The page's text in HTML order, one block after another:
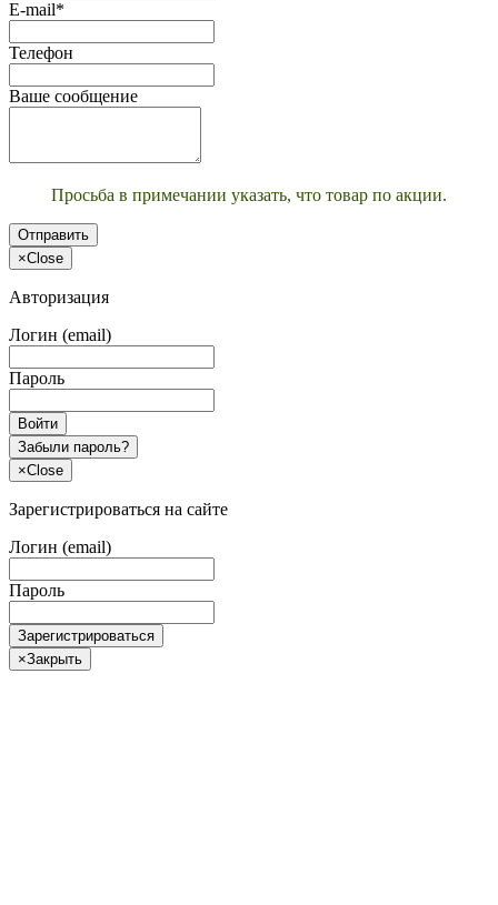
E-mail*
Телефон
Ваше сообщение
Просьба в примечании указать, что товар по акции.
Отправить
×Close
Авторизация
Логин (email)
Пароль
Войти
Забыли пароль?
×Close
Зарегистрироваться на сайте
Логин (email)
Пароль
Зарегистрироваться
×Закрыть